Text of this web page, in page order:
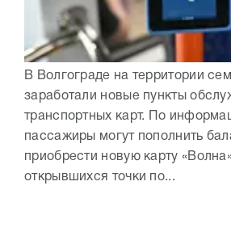
В Волгограде на территории
заработали новые пункты
транспортных карт. По
пассажиры могут пополнить
приобрести новую карту
открывшихся точки по...